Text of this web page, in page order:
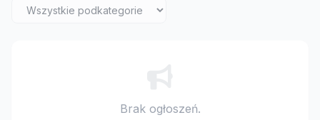
Brak ogłoszeń.